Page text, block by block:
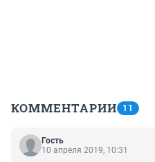
КОММЕНТАРИИ 11
Гость
10 апреля 2019, 10:31